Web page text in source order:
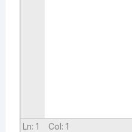
Ln: 1 Col: 1